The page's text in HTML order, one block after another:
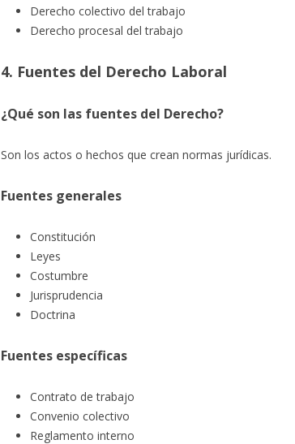
Derecho colectivo del trabajo
Derecho procesal del trabajo
4. Fuentes del Derecho Laboral
¿Qué son las fuentes del Derecho?
Son los actos o hechos que crean normas jurídicas.
Fuentes generales
Constitución
Leyes
Costumbre
Jurisprudencia
Doctrina
Fuentes específicas
Contrato de trabajo
Convenio colectivo
Reglamento interno